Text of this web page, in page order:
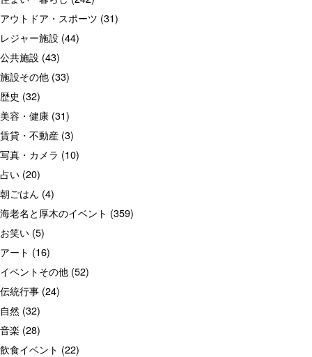
アウトドア・スポーツ (31)
レジャー施設 (44)
公共施設 (43)
施設その他 (33)
歴史 (32)
美容・健康 (31)
賃貸・不動産 (3)
写真・カメラ (10)
占い (20)
朝ごはん (4)
海老名と厚木のイベント (359)
お笑い (5)
アート (16)
イベントその他 (52)
伝統行事 (24)
自然 (32)
音楽 (28)
飲食イベント (22)